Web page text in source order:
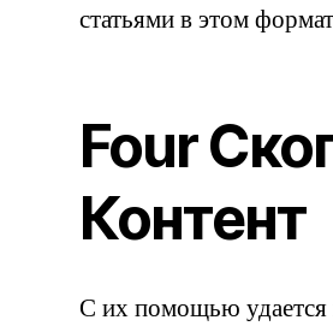
статьями в этом
Four
Контент
С их помощью удается